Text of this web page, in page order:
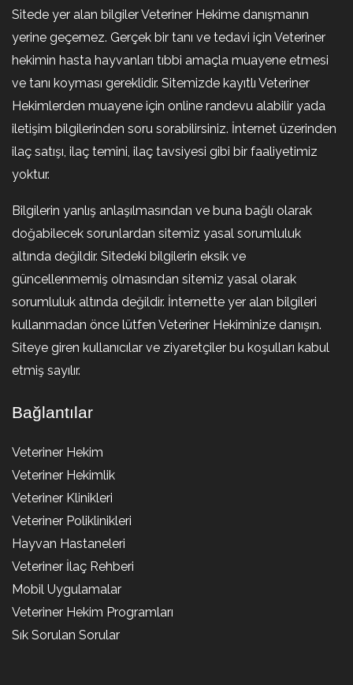
Sitede yer alan bilgiler Veteriner Hekime danışmanın
yerine geçemez. Gerçek bir tanı ve tedavi için Veteriner
hekimin hasta hayvanları tıbbi amaçla muayene etmesi
ve tanı koyması gereklidir. Sitemizde kayıtlı Veteriner
Hekimlerden muayene için online randevu alabilir yada
iletişim bilgilerinden soru sorabilirsiniz. İnternet üzerinden
ilaç satışı, ilaç temini, ilaç tavsiyesi gibi bir faaliyetimiz
yoktur.
Bilgilerin yanlış anlaşılmasından ve buna bağlı olarak
doğabilecek sorunlardan sitemiz yasal sorumluluk
altında değildir. Sitedeki bilgilerin eksik ve
güncellenmemiş olmasından sitemiz yasal olarak
sorumluluk altında değildir. İnternette yer alan bilgileri
kullanmadan önce lütfen Veteriner Hekiminize danışın.
Siteye giren kullanıcılar ve ziyaretçiler bu koşulları kabul
etmiş sayılır.
Bağlantılar
Veteriner Hekim
Veteriner Hekimlik
Veteriner Klinikleri
Veteriner Poliklinikleri
Hayvan Hastaneleri
Veteriner İlaç Rehberi
Mobil Uygulamalar
Veteriner Hekim Programları
Sık Sorulan Sorular